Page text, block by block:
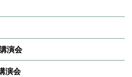
演会
演会